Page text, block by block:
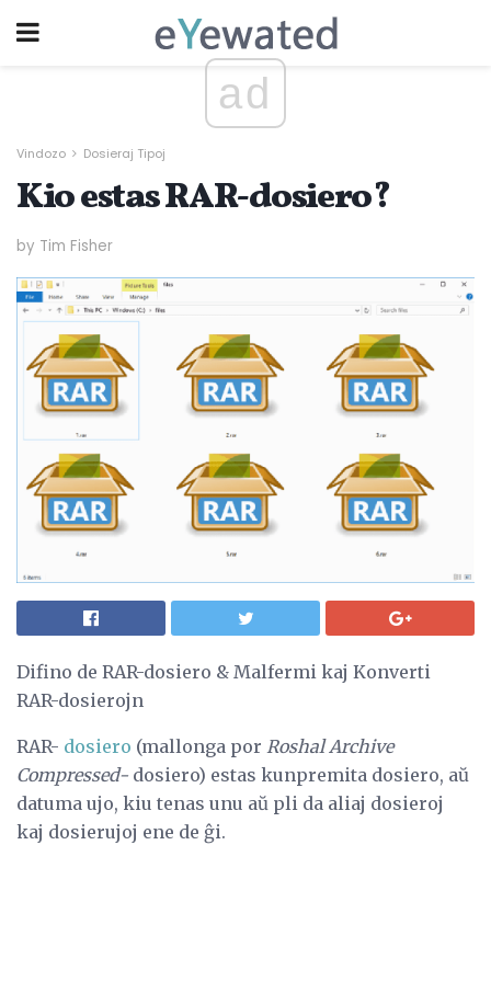
ad
Vindozo Dosieraj Tipoj
Kio estas RAR-dosiero?
by Tim Fisher
Difino de RAR-dosiero & Malfermi kaj Konverti
RAR-dosierojn
RAR- dosiero (mallonga por Roshal Archive
Compressed- dosiero) estas kunpremita dosiero, aŭ
datuma ujo, kiu tenas unu aŭ pli da aliaj dosieroj
kaj dosierujoj ene de ĝi.